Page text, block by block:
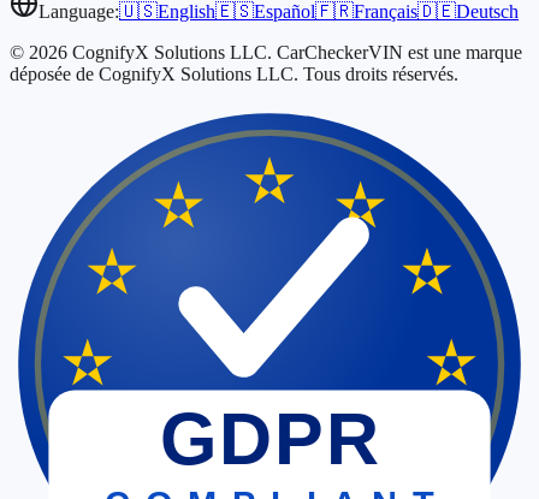
Language:🇺🇸English🇪🇸Español🇫🇷Français🇩🇪Deutsch
© 2026 CognifyX Solutions LLC. CarCheckerVIN est une marque
déposée de CognifyX Solutions LLC. Tous droits réservés.